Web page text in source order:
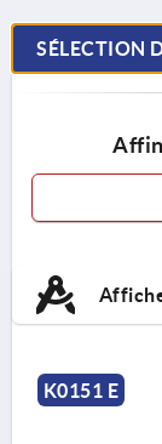
SÉLECTION
K0151 E